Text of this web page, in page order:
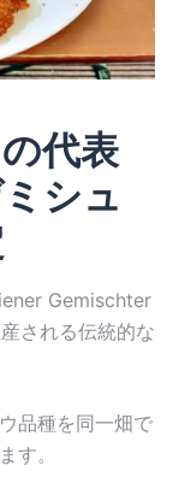
代表
シュ
Gemischter
される伝統的な
品種を同一畑で
す。